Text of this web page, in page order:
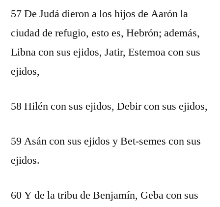
57 De Judá dieron a los hijos de Aarón la
ciudad de refugio, esto es, Hebrón; además,
Libna con sus ejidos, Jatir, Estemoa con sus
ejidos,
58 Hilén con sus ejidos, Debir con sus ejidos,
59 Asán con sus ejidos y Bet-semes con sus
ejidos.
60 Y de la tribu de Benjamín, Geba con sus